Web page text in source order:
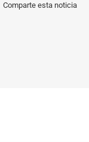
Comparte esta noticia